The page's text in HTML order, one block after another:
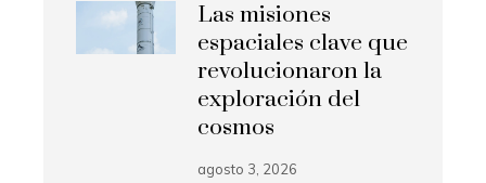
Las misiones
espaciales clave que
revolucionaron la
exploración del
cosmos
agosto 3, 2026